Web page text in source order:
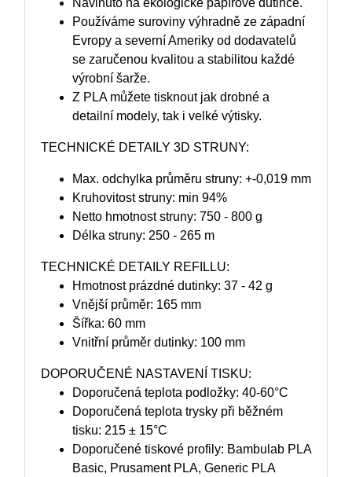
Navinuto na ekologické papírové dutince.
Používáme suroviny výhradně ze západní
Evropy a severní Ameriky od dodavatelů
se zaručenou kvalitou a stabilitou každé
výrobní šarže.
Z PLA můžete tisknout jak drobné a
detailní modely, tak i velké výtisky.
TECHNICKÉ DETAILY 3D STRUNY:
Max. odchylka průměru struny: +-0,019 mm
Kruhovitost struny: min 94%
Netto hmotnost struny: 750 - 800 g
Délka struny: 250 - 265 m
TECHNICKÉ DETAILY REFILLU:
Hmotnost prázdné dutinky: 37 - 42 g
Vnější průměr: 165 mm
Šířka: 60 mm
Vnitřní průměr dutinky: 100 mm
DOPORUČENÉ NASTAVENÍ TISKU:
Doporučená teplota podložky: 40-60°C
Doporučená teplota trysky při běžném
tisku: 215 ± 15°C
Doporučené tiskové profily: Bambulab PLA
Basic, Prusament PLA, Generic PLA